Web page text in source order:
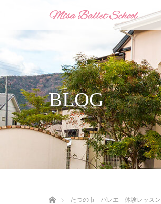
BLOG
たつの市 バレエ 体験レッスン